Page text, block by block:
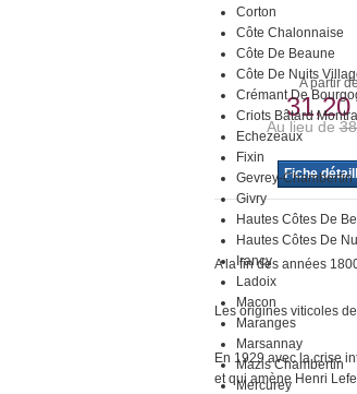
Corton
Côte Chalonnaise
Côte De Beaune
Côte De Nuits
Crémant De
Criots Bâtard
Echezeaux
Fixin
Gevrey-Chambertin
Givry
Hautes Côtes De
Hautes Côtes De
Irancy
Ladoix
Macon
Maranges
Marsannay
Mazis Chambertin
Mercurey
A partir
31,20
Au lieu de
Fiche
A la fin des années
Les origines viticoles
En 1929 avec la crise
et qui amène Henri